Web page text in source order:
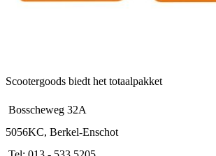
Scootergoods biedt het totaalpakket
Bosscheweg 32A
5056KC, Berkel-Enschot